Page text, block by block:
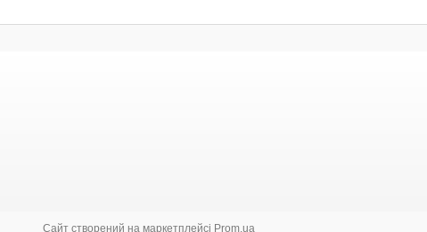
Сайт створений на маркетплейсі Prom.ua